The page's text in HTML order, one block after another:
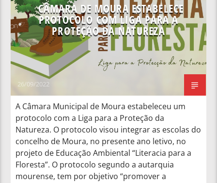
CÂMARA DE MOURA ESTABELECE
PROTOCOLO COM LIGA PARA A
PROTEÇÃO DA NATUREZA
26/09/2022
A Câmara Municipal de Moura estabeleceu um
protocolo com a Liga para a Proteção da
Natureza. O protocolo visou integrar as escolas do
concelho de Moura, no presente ano letivo, no
projeto de Educação Ambiental “Literacia para a
Floresta”. O protocolo segundo a autarquia
mourense, tem por objetivo “promover a